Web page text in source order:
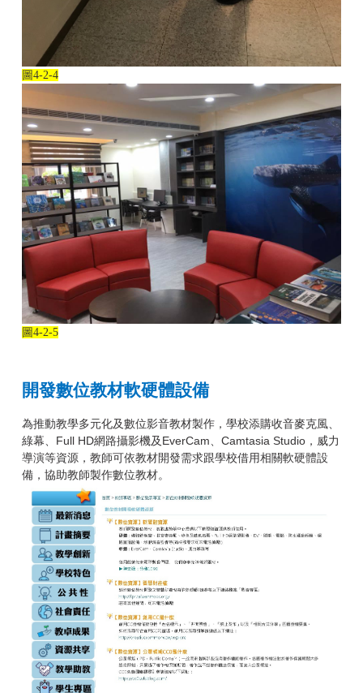
圖4-2-4
圖4-2-5
開發數位教材軟硬體設備
為推動教學多元化及數位影音教材製作，學校添購收音麥克風、
綠幕、Full HD網路攝影機及EverCam、Camtasia Studio，威力
導演等資源，教師可依教材開發需求跟學校借用相關軟硬體設
備，協助教師製作數位教材。